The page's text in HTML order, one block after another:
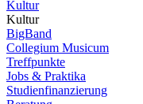
Kultur
Kultur
BigBand
Collegium Musicum
Treffpunkte
Jobs & Praktika
Studienfinanzierung